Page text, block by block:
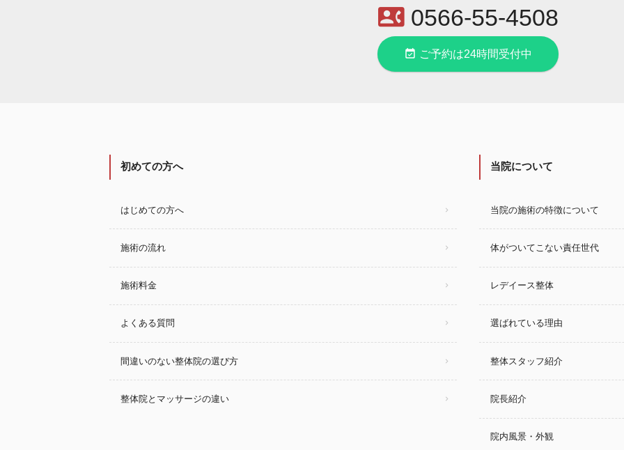
contact_phone0566-55-4508
event_available ご予約は24時間受付中
初めての方へ
はじめての方へ
施術の流れ
施術料金
よくある質問
間違いのない整体院の選び方
整体院とマッサージの違い
当院について
当院の施術の特徴について
体がついてこない責任世代
レデイース整体
選ばれている理由
整体スタッフ紹介
院長紹介
院内風景・外観